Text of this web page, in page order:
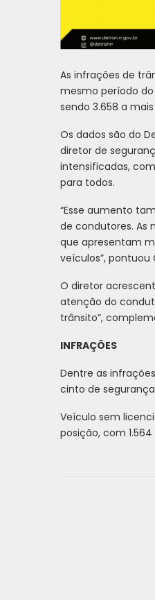
As infrações de
mesmo período do
sendo 3.658 a
Os dados são do
diretor de
intensificadas,
para todos.
“Esse aumento
de condutores. As
que apresentam
veículos”, pontuou
O diretor
atenção do
trânsito”,
INFRAÇÕES
Dentre as
cinto de
Veículo sem
posição, com